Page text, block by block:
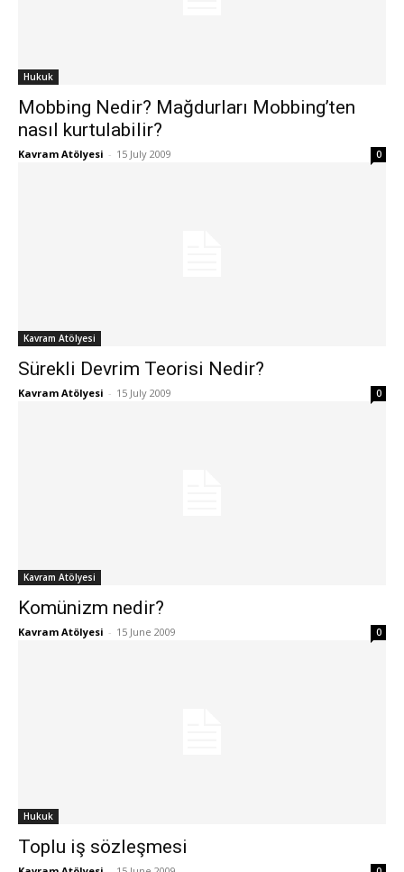
Hukuk
Mobbing Nedir? Mağdurları Mobbing’ten
nasıl kurtulabilir?
Kavram Atölyesi - 15 July 2009 0
Kavram Atölyesi
Sürekli Devrim Teorisi Nedir?
Kavram Atölyesi - 15 July 2009 0
Kavram Atölyesi
Komünizm nedir?
Kavram Atölyesi - 15 June 2009 0
Hukuk
Toplu iş sözleşmesi